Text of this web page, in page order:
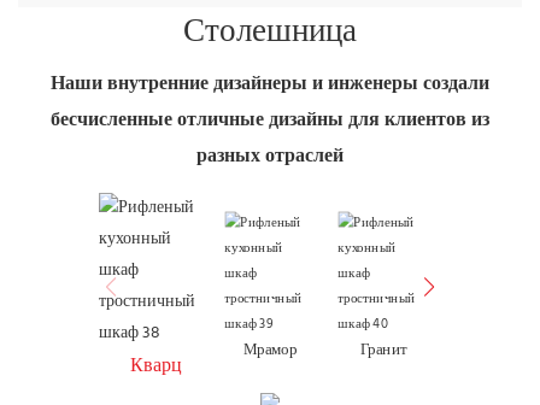
Столешница
Наши внутренние дизайнеры и инженеры создали
бесчисленные отличные дизайны для клиентов из
разных отраслей
Кварц
Мрамор Гранит